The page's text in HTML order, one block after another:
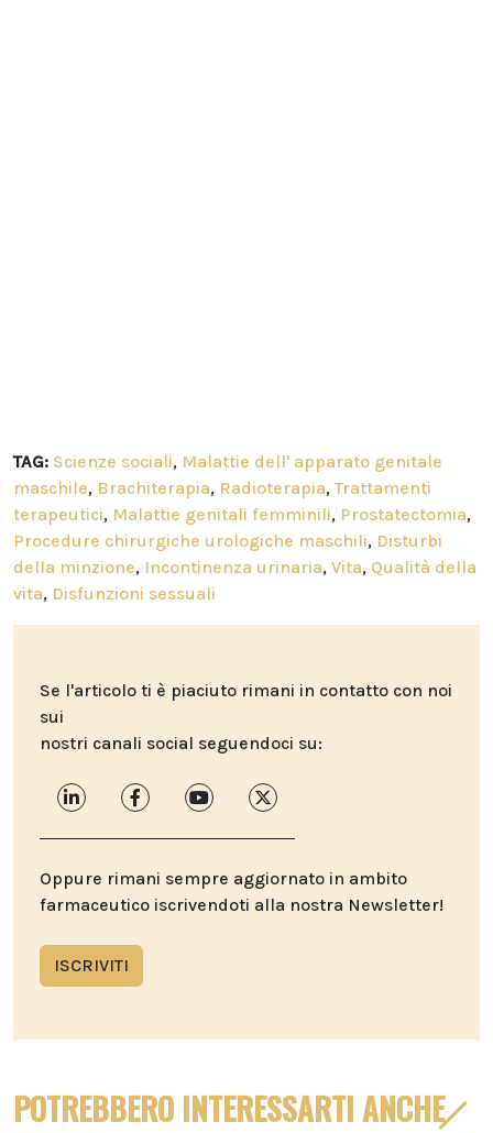
TAG: Scienze sociali, Malattie dell' apparato genitale
maschile, Brachiterapia, Radioterapia,Trattamenti
terapeutici, Malattie genitali femminili, Prostatectomia,
Procedure chirurgiche urologiche maschili, Disturbi
della minzione, Incontinenza urinaria, Vita, Qualità della
vita, Disfunzioni sessuali
Se l'articolo ti è piaciuto rimani in contatto con noi
sui
nostri canali social seguendoci su:
Oppure rimani sempre aggiornato in ambito
farmaceutico iscrivendoti alla nostra Newsletter!
ISCRIVITI
POTREBBERO INTERESSARTI ANCHE